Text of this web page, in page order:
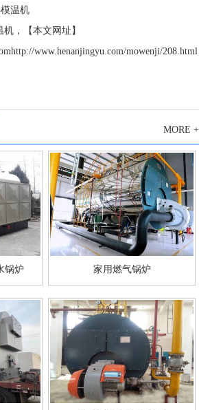
温机
机，【本文网址】
www.henanjingyu.com/mowenji/208.html
MORE +
锅炉 家用燃气锅炉